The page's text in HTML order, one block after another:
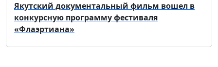
Якутский документальный фильм вошел в
конкурсную программу фестиваля
«Флаэртиана»